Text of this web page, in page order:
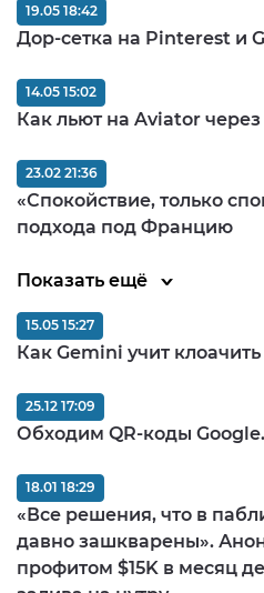
Дор-сетка на Pinterest и
19.05 18:42
Как льют на Aviator
14.05 15:02
«Спокойствие, только
подхода под Францию
23.02 21:36
Показать ещё
Как Gemini учит
15.05 15:27
Обходим QR-коды
25.12 17:09
«Все решения, что в
давно зашкварены».
профитом $15K в месяц
18.01 18:29